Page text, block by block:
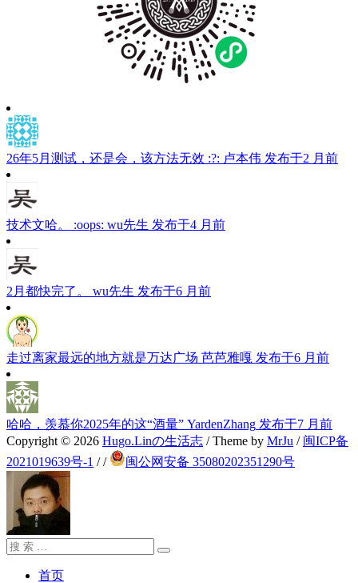
26年5月测试，还是会，该方法无效 :?: 卢本伟 发布于2 月前
技术文哈。 :oops: wu先生 发布于4 月前
2月都快完了。 wu先生 发布于6 月前
走过离家最远的地方就是万达广场 芭芭雅嘎 发布于6 月前
哈哈，羡慕你2025年的这“酒量” YardenZhang 发布于7 月前
Copyright © 2026 Hugo.Linの生活志 / Theme by MrJu / 闽ICP备
2021019639号-1 // 闽公网安备 35080202351290号
搜
搜
首页